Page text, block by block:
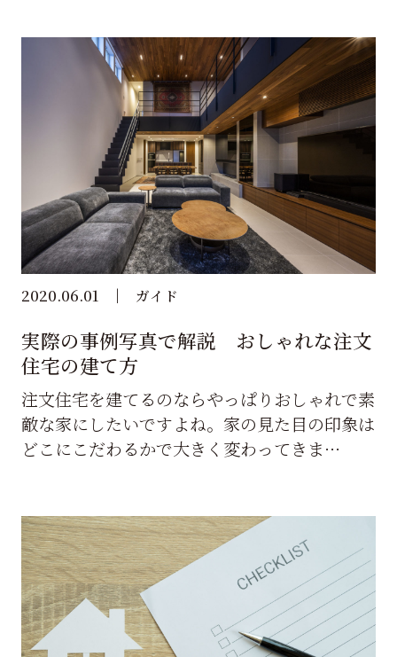
2020.06.01 ガイド
実際の事例写真で解説 おしゃれな注文
住宅の建て方
注文住宅を建てるのならやっぱりおしゃれで素
敵な家にしたいですよね。家の見た目の印象は
どこにこだわるかで大きく変わってきま…